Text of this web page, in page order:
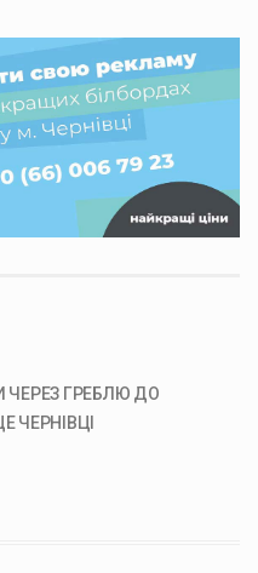
ЧЕРЕЗ ГРЕБЛЮ ДО
ЧЕРНІВЦІ